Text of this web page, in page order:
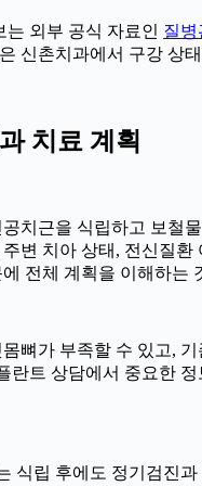
는 외부 공식 자료인 질병
신촌치과에서 구강 상
치료 계획
치근을 식립하고 보철
변 치아 상태, 전신질
전체 계획을 이해하는
뼈가 부족할 수 있고,
란트 상담에서 중요한
식립 후에도 정기검진